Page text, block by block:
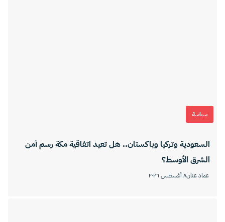
سياسة
السعودية وتركيا وباكستان.. هل تعيد اتفاقية مكة رسم أمن
الشرق الأوسط؟
عماد عنان٨ أغسطس ٢٠٢٦